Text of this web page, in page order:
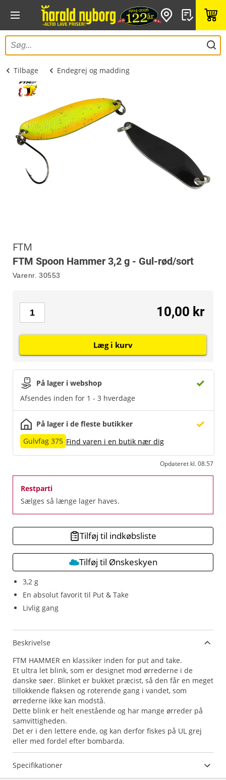
Tilbage Endegrej og madding
FTM
FTM Spoon Hammer 3,2 g - Gul-rød/sort
Varenr. 30553
3,2 g
En absolut favorit til Put & Take
Livlig gang
På lager i webshop
Afsendes inden for 1 - 3 hverdage
På lager i de fleste butikker
Gulvfag 375 Find varen i en butik nær dig
Opdateret kl. 08.57
Restparti
Sælges så længe lager haves.
10,00 kr
Læg i kurv
Tilføj til indkøbsliste
Tilføj til Ønskeskyen
Beskrivelse
FTM HAMMER en klassiker inden for put and take.
Et ultra let blink, som er designet mod ørrederne i de
danske søer. Blinket er bukket præcist, så den får en meget
tillokkende flaksen og roterende gang i vandet, som
ørrederne ikke kan modstå.
Dette blink er helt enestående og har mange ørreder på
samvittigheden.
Det er i den lettere ende, og kan derfor fiskes på UL grej
eller med fordel efter bombarda.
Specifikationer